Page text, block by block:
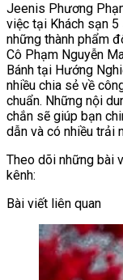
Jeenis Phương
việc tại Khách sạn
những thành phẩm
Cô Phạm Nguyễn
Bánh tại Hướng
nhiều chia sẻ về
chuẩn. Những nội
chắn sẽ giúp bạn
dẫn và có nhiều trải
Theo dõi những bài
kênh:
Bài viết liên quan